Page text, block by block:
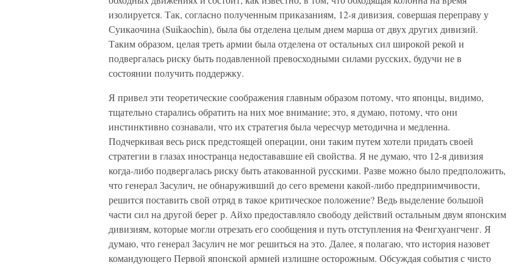
изолируется. Так, согласно полученным приказаниям, 12-я дивизия, совершая переправу у
Суикаочина (Suikaochin), была бы отделена целым днем марша от двух других дивизий.
Таким образом, целая треть армии была отделена от остальных сил широкой рекой и
подвергалась риску быть подавленной превосходными силами русских, будучи не в
состоянии получить поддержку.
Я привел эти теоретические соображения главным образом потому, что японцы, видимо,
тщательно старались обратить на них мое внимание; это, я думаю, потому, что они
инстинктивно сознавали, что их стратегия была чересчур методична и медленна.
Подчеркивая весь риск предстоящей операции, они таким путем хотели придать своей
стратегии в глазах иностранца недостававшие ей свойства. Я не думаю, что 12-я дивизия
когда-либо подвергалась риску быть атакованной русскими. Разве можно было предположить,
что генерал Засулич, не обнаруживший до сего времени какой-либо предприимчивости,
решится поставить свой отряд в такое критическое положение? Ведь выделение большой
части сил на другой берег р. Айхо предоставляло свободу действий остальным двум японским
дивизиям, которые могли отрезать его сообщения и путь отступления на Фенгхуангченг. Я
думаю, что генерал Засулич не мог решиться на это. Далее, я полагаю, что история назовет
командующего Первой японской армией излишне осторожным. Обсуждая события с чисто